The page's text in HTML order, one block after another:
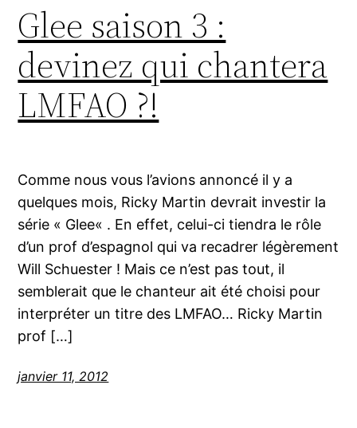
Glee saison 3 :
devinez qui chantera
LMFAO ?!
Comme nous vous l’avions annoncé il y a
quelques mois, Ricky Martin devrait investir la
série « Glee« . En effet, celui-ci tiendra le rôle
d’un prof d’espagnol qui va recadrer légèrement
Will Schuester ! Mais ce n’est pas tout, il
semblerait que le chanteur ait été choisi pour
interpréter un titre des LMFAO… Ricky Martin
prof […]
janvier 11, 2012